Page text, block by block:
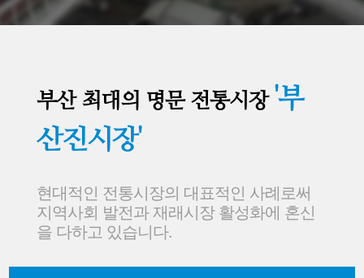
부산 최대의 명문 전통시장 '부
산진시장'
현대적인 전통시장의 대표적인 사례로써
지역사회 발전과 재래시장 활성화에 혼신
을 다하고 있습니다.